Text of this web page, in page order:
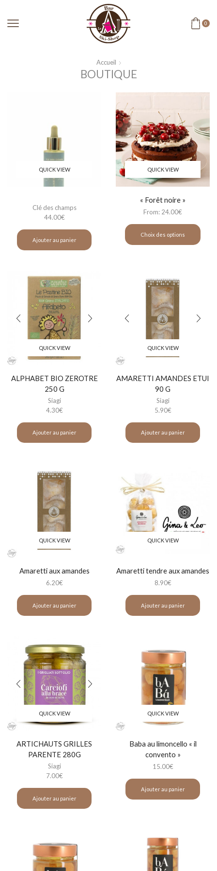
0
Accueil
BOUTIQUE
QUICK VIEW
Clé des champs
44.00€
Ajouter au panier
QUICK VIEW
« Forêt noire »
From: 24.00€
Choix des options
QUICK VIEW
ALPHABET BIO ZEROTRE
250 G
Siagi
4.30€
Ajouter au panier
QUICK VIEW
AMARETTI AMANDES ETUI
90 G
Siagi
5.90€
Ajouter au panier
QUICK VIEW
Amaretti aux amandes
6.20€
Ajouter au panier
QUICK VIEW
Amaretti tendre aux amandes
8.90€
Ajouter au panier
QUICK VIEW
ARTICHAUTS GRILLES
PARENTE 280G
Siagi
7.00€
Ajouter au panier
QUICK VIEW
Baba au limoncello « il
convento »
15.00€
Ajouter au panier